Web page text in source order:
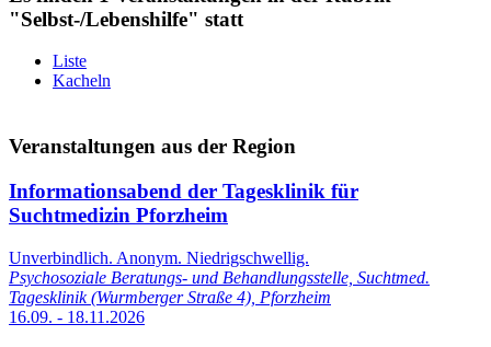
"Selbst-/Lebenshilfe" statt
Liste
Kacheln
Veranstaltungen aus der Region
Informationsabend der Tagesklinik für
Suchtmedizin Pforzheim
Unverbindlich. Anonym. Niedrigschwellig.
Psychosoziale Beratungs- und Behandlungsstelle, Suchtmed.
Tagesklinik (Wurmberger Straße 4), Pforzheim
16.09. - 18.11.2026